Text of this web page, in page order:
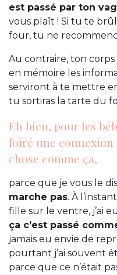
est passé par ton
vous plaît ! Si tu te
four, tu ne
Au contraire, ton
en mémoire les
serviront à te mettre
tu sortiras la tarte du
Eh bien, pour les
foiré une
chose comme ça,
parce que je vous le
marche pas. À
fille sur le ventre, j’ai
ça c’est passé
jamais eu envie de
pourtant j’ai souvent
parce que ce n’était